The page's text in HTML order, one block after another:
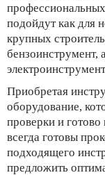
подойдут как для
крупных
бензоинструмент,
Приобретая
оборудование,
проверки и
всегда готовы
подходящего
предложить